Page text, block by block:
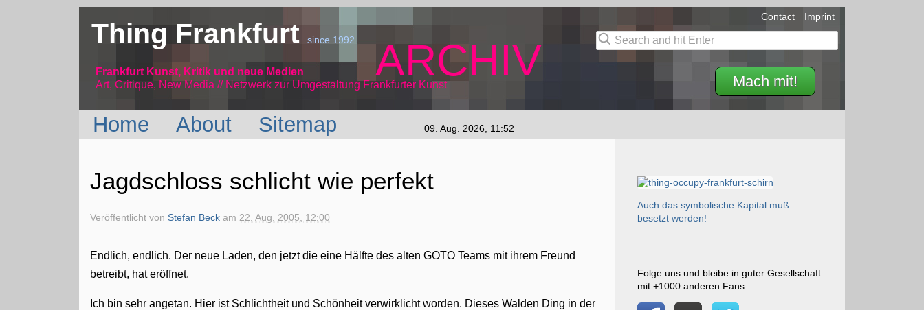
Thing Frankfurtsince 1992
Frankfurt Kunst, Kritik und neue Medien
Art, Critique, New Media // Netzwerk
ARCHIV
zur Umgestaltung Frankfurter Kunst Mach mit!
Contact Imprint
Home About Sitemap 09. Aug. 2026, 11:52
Jagdschloss schlicht wie perfekt
Veröffentlicht vonStefan Beck am22. Aug. 2005, 12:00
Endlich, endlich. Der neue Laden, den jetzt die eine Hälfte des alten GOTO Teams mit ihrem Freund
betreibt, hat eröffnet.
Ich bin sehr angetan. Hier ist Schlichtheit und Schönheit verwirklicht worden. Dieses Walden Ding in der
Auch das symbolische Kapital muß
besetzt werden!
Folge uns und bleibe in guter Gesellschaft
mit +1000 anderen Fans.